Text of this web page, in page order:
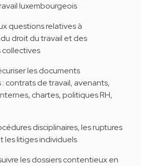
luxembourgeois
questions relatives à
droit du travail et des
les documents
contrats de travail, avenants,
chartes, politiques RH,
disciplinaires, les ruptures
les litiges individuels
les dossiers contentieux en